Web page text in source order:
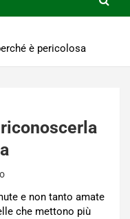
è pericolosa
e non tanto amate
che mettono più